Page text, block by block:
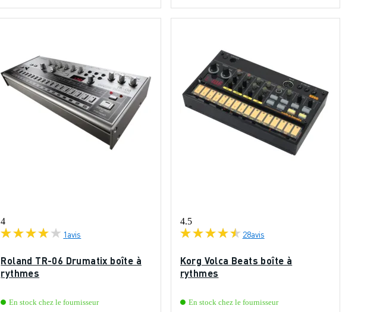
4
1avis
Roland TR-06 Drumatix boîte à
rythmes
En stock chez le fournisseur
4.5
28avis
Korg Volca Beats boîte à
rythmes
En stock chez le fournisseur